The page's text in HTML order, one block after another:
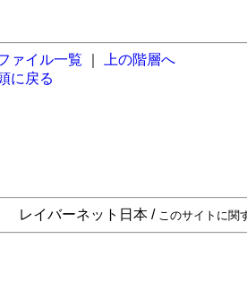
ァイル一覧
上の階層へ
に戻る
レイバーネット日本 / このサイトに関